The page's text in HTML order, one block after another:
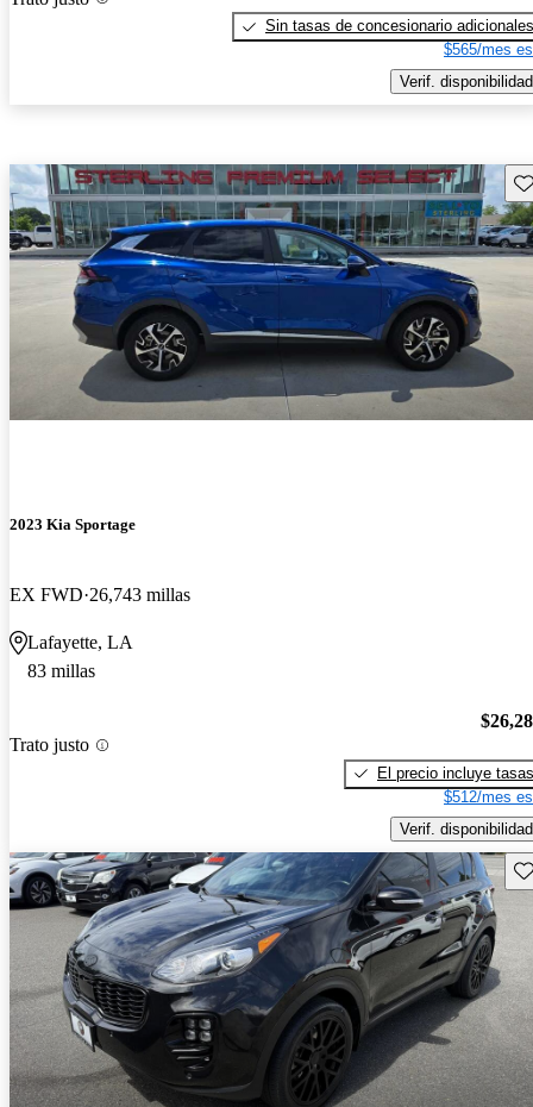
Sin tasas de concesionario adicionales
$565/mes
Verif. disponibilidad
2023 Kia Sportage
EX FWD 26,743 millas
Lafayette, LA
83 millas
Trato justo
El precio incluye tasas
$512/mes
Verif. disponibilidad